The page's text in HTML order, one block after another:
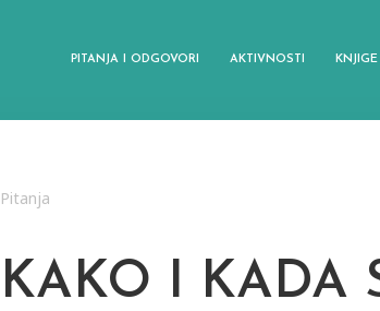
PITANJA I ODGOVORI AKTIVNOSTI KNJIGE
Pitanja
KAKO I KADA